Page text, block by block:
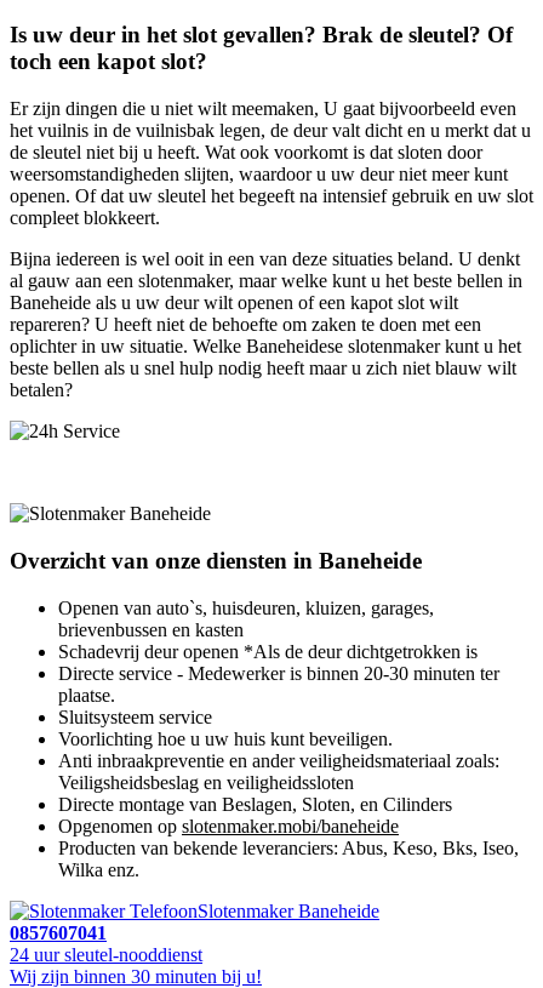
Is uw deur in het slot gevallen? Brak de sleutel? Of
toch een kapot slot?
Er zijn dingen die u niet wilt meemaken, U gaat bijvoorbeeld even
het vuilnis in de vuilnisbak legen, de deur valt dicht en u merkt dat u
de sleutel niet bij u heeft. Wat ook voorkomt is dat sloten door
weersomstandigheden slijten, waardoor u uw deur niet meer kunt
openen. Of dat uw sleutel het begeeft na intensief gebruik en uw slot
compleet blokkeert.
Bijna iedereen is wel ooit in een van deze situaties beland. U denkt
al gauw aan een slotenmaker, maar welke kunt u het beste bellen in
Baneheide als u uw deur wilt openen of een kapot slot wilt
repareren? U heeft niet de behoefte om zaken te doen met een
oplichter in uw situatie. Welke Baneheidese slotenmaker kunt u het
beste bellen als u snel hulp nodig heeft maar u zich niet blauw wilt
betalen?
Overzicht van onze diensten in Baneheide
Openen van auto`s, huisdeuren, kluizen, garages,
brievenbussen en kasten
Schadevrij deur openen *Als de deur dichtgetrokken is
Directe service - Medewerker is binnen 20-30 minuten ter
plaatse.
Sluitsysteem service
Voorlichting hoe u uw huis kunt beveiligen.
Anti inbraakpreventie en ander veiligheidsmateriaal zoals:
Veiligsheidsbeslag en veiligheidssloten
Directe montage van Beslagen, Sloten, en Cilinders
Opgenomen op slotenmaker.mobi/baneheide
Producten van bekende leveranciers: Abus, Keso, Bks, Iseo,
Wilka enz.
Slotenmaker Baneheide
0857607041
24 uur sleutel-nooddienst
Wij zijn binnen 30 minuten bij u!